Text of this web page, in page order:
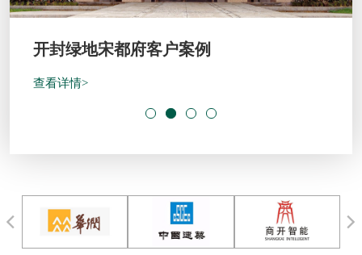
开封绿地宋都府客户案例
查看详情>